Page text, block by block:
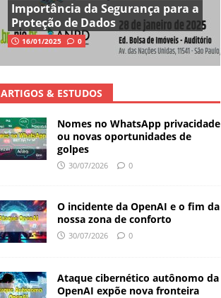
Importância da Segurança para a
Proteção de Dados
16/01/2025 0
ARTIGOS & ESTUDOS
Nomes no WhatsApp privacidade
ou novas oportunidades de
golpes
30/07/2026 0
O incidente da OpenAI e o fim da
nossa zona de conforto
30/07/2026 0
Ataque cibernético autônomo da
OpenAI expõe nova fronteira